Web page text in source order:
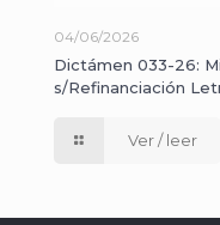
04/06/2026
Dictámen 033-26:
s/Refinanciación
Ver / leer